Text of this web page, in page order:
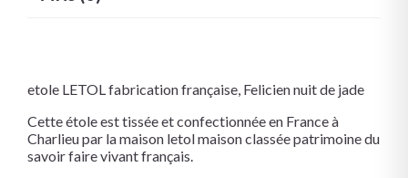
etole LETOL fabrication française, Felicien nuit de jade
Cette étole est tissée et confectionnée en France à
Charlieu par la maison letol maison classée patrimoine du
savoir faire vivant français.